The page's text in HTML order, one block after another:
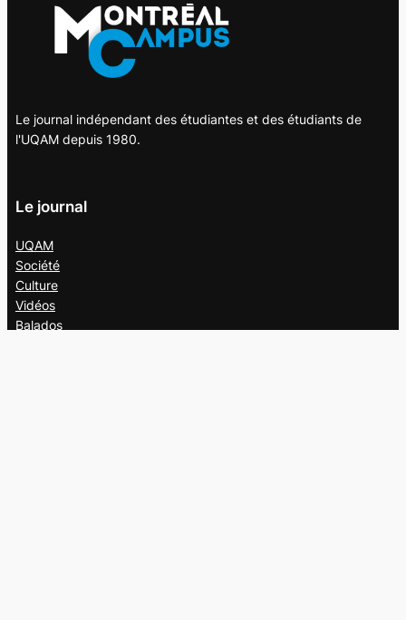
Le journal indépendant des étudiantes et des étudiants de
l'UQAM depuis 1980.
Le journal
UQAM
Société
Culture
Vidéos
Balados